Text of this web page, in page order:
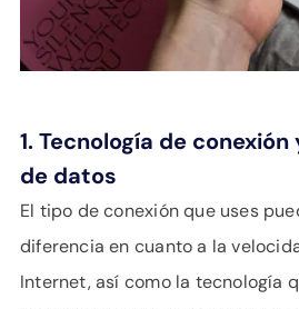
1. Tecnología de
de datos
El tipo de conexión que uses
diferencia en cuanto a la
Internet, así como la tecnología